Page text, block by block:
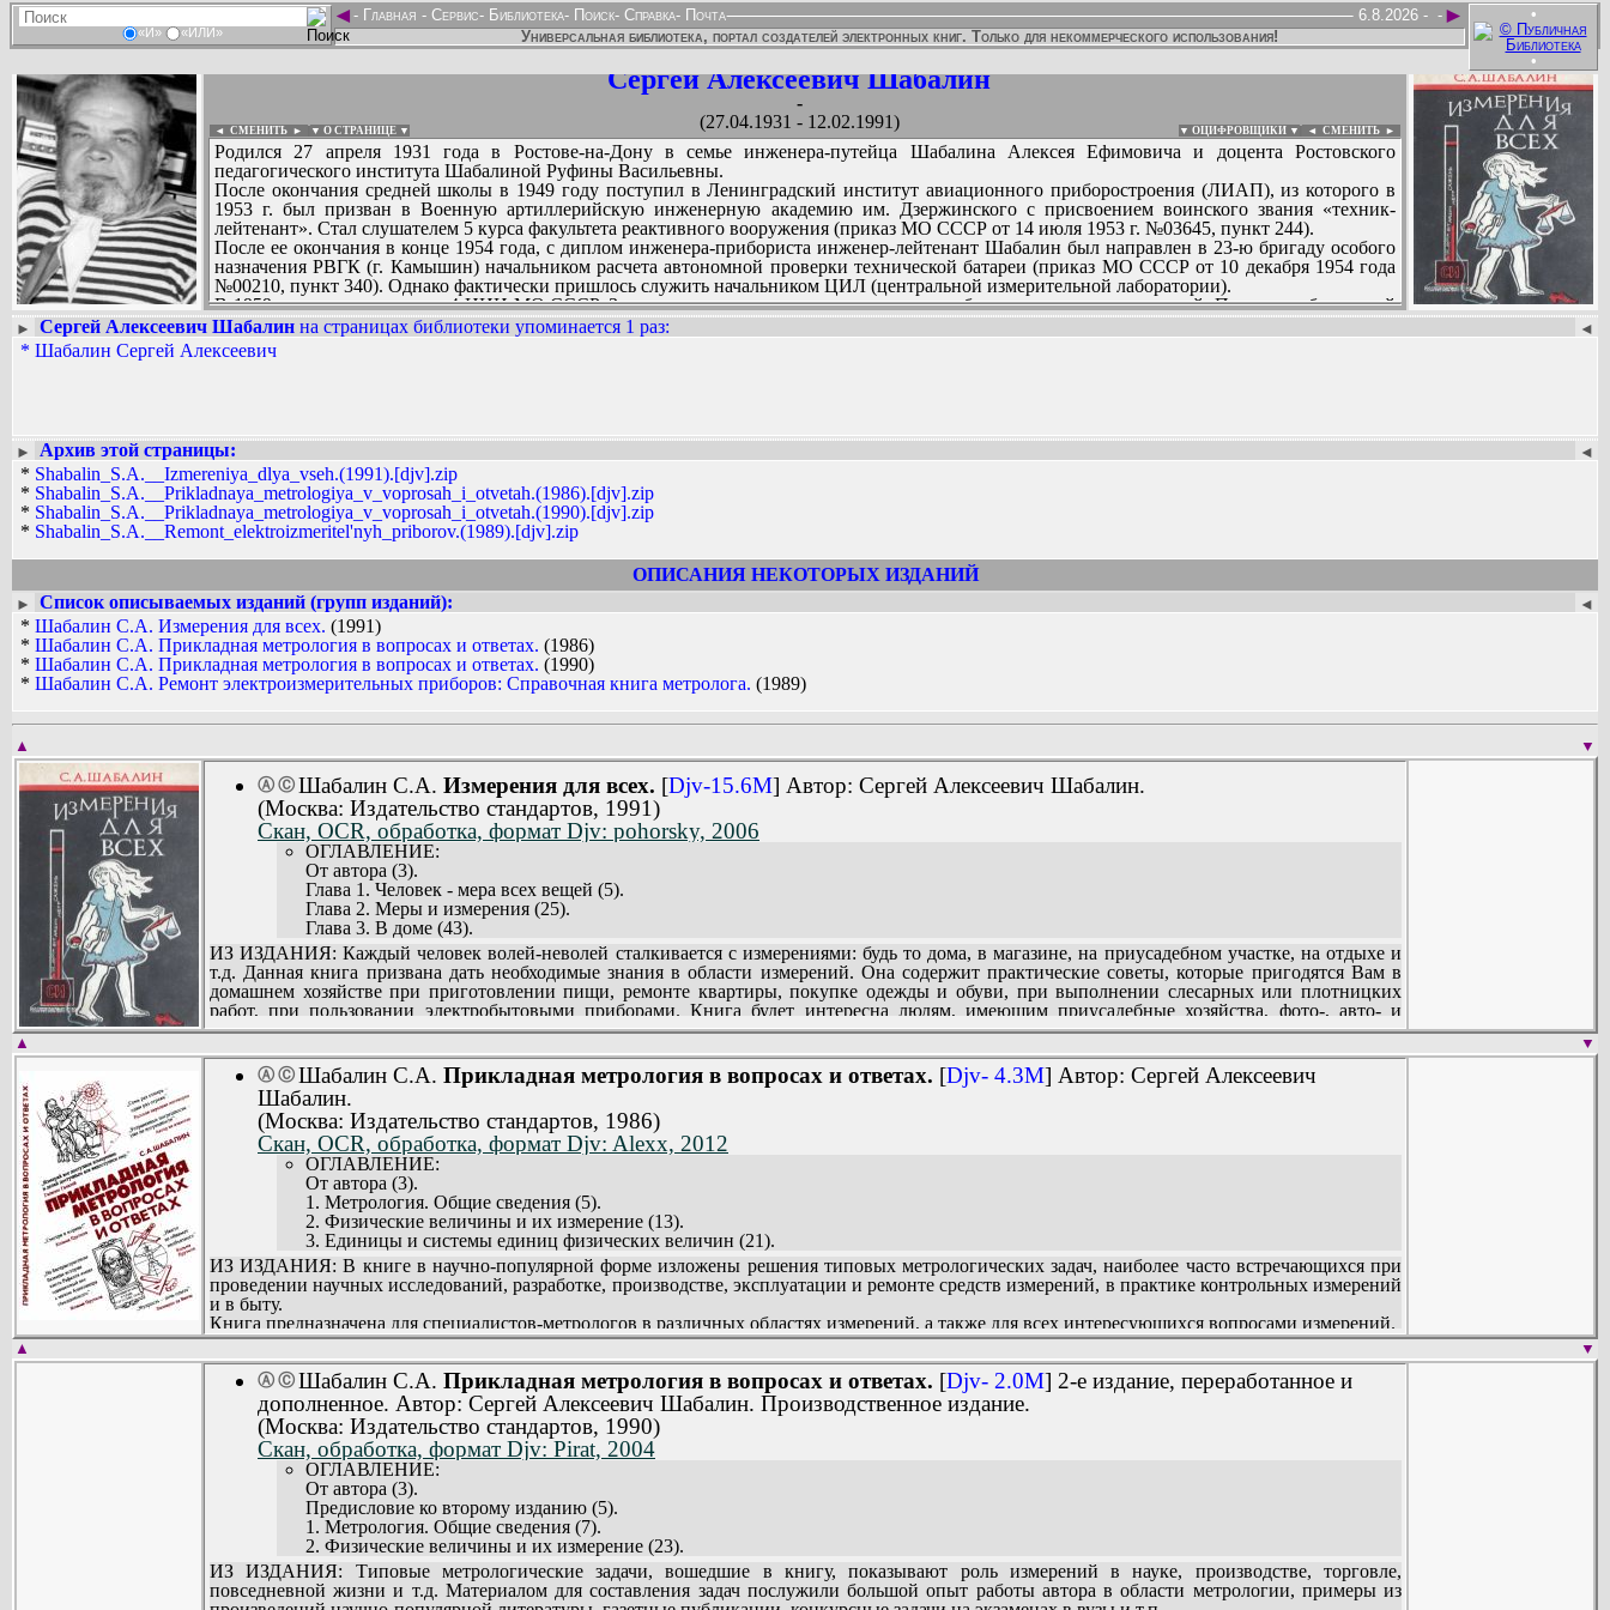
«И» «ИЛИ»
•
•
◄ ►
- Главная - Сервис- Библиотека- Поиск- Справка- Почта -
6.8.2026 -
Универсальная библиотека, портал создателей электронных книг. Только для некоммерческого использования!
Сергей Алексеевич Шабалин
-
(27.04.1931 - 12.02.1991)
◄ СМЕНИТЬ ► ▼ О СТРАНИЦЕ ▼ ▼ ОЦИФРОВЩИКИ ▼ ◄ СМЕНИТЬ ►
Родился 27 апреля 1931 года в Ростове-на-Дону в семье инженера-путейца Шабалина Алексея Ефимовича и доцента Ростовского
педагогического института Шабалиной Руфины Васильевны.
После окончания средней школы в 1949 году поступил в Ленинградский институт авиационного приборостроения (ЛИАП), из которого в
1953 г. был призван в Военную артиллерийскую инженерную академию им. Дзержинского с присвоением воинского звания «техник-
лейтенант». Стал слушателем 5 курса факультета реактивного вооружения (приказ МО СССР от 14 июля 1953 г. №03645, пункт 244).
После ее окончания в конце 1954 года, с диплом инженера-прибориста инженер-лейтенант Шабалин был направлен в 23-ю бригаду особого
назначения РВГК (г. Камышин) начальником расчета автономной проверки технической батареи (приказ МО СССР от 10 декабря 1954 года
№00210, пункт 340). Однако фактически пришлось служить начальником ЦИЛ (центральной измерительной лаборатории).
В 1959 году его перевели в 4 НИИ МО СССР. Здесь он активно включился в научную работу по системам измерений. Проявил себя с самой
лучшей стороны. Затем с повышением перешел в 32 ГНИИИ МО СССР (Мытищи), стал полковником, начальником отдела. Трудился здесь до
конца службы. Из армии уволился в 1983 году.
После военной службы Сергей Алексеевич работал в Госстандарте СССР (Управление приборостроения), в КБ АТО. Занимался литературной
периодических изданиях, как в местной прессе, так и в «Литературной газете» (на 16 странице), в «Неделе», «Правде», «Известиях».
В 1983 году с вопросом о пентаграмме обыграл знатоков в телеигре «Что? Где? Когда?».
Скончался 12 февраля 1991 года. Похоронен на Волковском кладбище в г. Мытищи.
Имеет правительственные награды, посмертно отмечен медалью М.Г. Григорьева, под командованием которого служил первые годы после
окончания академии...
:
Вадим Ершов...
...
► ◄
Сергей Алексеевич Шабалин на страницах библиотеки упоминается 1 раз:
* Шабалин Сергей Алексеевич
► ◄
Архив этой страницы:
* Shabalin_S.A.__Izmereniya_dlya_vseh.(1991).[djv].zip
* Shabalin_S.A.__Prikladnaya_metrologiya_v_voprosah_i_otvetah.(1986).[djv].zip
* Shabalin_S.A.__Prikladnaya_metrologiya_v_voprosah_i_otvetah.(1990).[djv].zip
* Shabalin_S.A.__Remont_elektroizmeritel'nyh_priborov.(1989).[djv].zip
ОПИСАНИЯ НЕКОТОРЫХ ИЗДАНИЙ
► ◄
Список описываемых изданий (групп изданий):
* Шабалин С.А. Измерения для всех. (1991)
* Шабалин С.А. Прикладная метрология в вопросах и ответах. (1986)
* Шабалин С.А. Прикладная метрология в вопросах и ответах. (1990)
* Шабалин С.А. Ремонт электроизмерительных приборов: Справочная книга метролога. (1989)
▼
▲
Ⓐ Ⓒ Шабалин С.А. Измерения для всех. [Djv-15.6M] Автор: Сергей Алексеевич Шабалин.
(Москва: Издательство стандартов, 1991)
Скан, OCR, обработка, формат Djv: pohorsky, 2006
ОГЛАВЛЕНИЕ:
От автора (3).
Глава 1. Человек - мера всех вещей (5).
Глава 2. Меры и измерения (25).
Глава 3. В доме (43).
Глава 4. В мастерской (89).
Глава 5. В электрохозяйстве (131).
Глава 6. На рынке (219).
Глава 7. Век, год, час, секунда (245).
Глава 10. В гараже (329).
Глава 11. Во саду ли, в огороде (391).
Глава 12. В зооуголке (437).
Глава 13. В фотолаборатории (459).
Глава 14. В турпоходе (481).
Глава 15. В спорте (503).
Глава 16. Эталоны красоты (521).
Об авторе (554).
Список литературы (555).
ИЗ ИЗДАНИЯ: Каждый человек волей-неволей сталкивается с измерениями: будь то дома, в магазине, на приусадебном участке, на отдыхе и
т.д. Данная книга призвана дать необходимые знания в области измерений. Она содержит практические советы, которые пригодятся Вам в
домашнем хозяйстве при приготовлении пищи, ремонте квартиры, покупке одежды и обуви, при выполнении слесарных или плотницких
работ, при пользовании электробытовыми приборами. Книга будет интересна людям, имеющим приусадебные хозяйства, фото-, авто- и
радиолюбителям. Советы, приведенные в книге, пригодятся Вам и в туристическом походе, и при занятиях спортом. Кроме того, Вы
познакомитесь с историей метрологии (науки об измерениях), с историческими курьезами, связанными с ней, и др.
Надеемся, что книга расширит Ваш кругозор и станет Вашей надежной помощницей.
Для широкого круга читателей.
▼
▲
Ⓐ Ⓒ Шабалин С.А. Прикладная метрология в вопросах и ответах. [Djv- 4.3M] Автор: Сергей Алексеевич
Шабалин.
(Москва: Издательство стандартов, 1986)
Скан, OCR, обработка, формат Djv: Alexx, 2012
ОГЛАВЛЕНИЕ:
От автора (3).
1. Метрология. Общие сведения (5).
2. Физические величины и их измерение (13).
3. Единицы и системы единиц физических величин (21).
4. Методы и погрешности измерения (31).
5. Основные понятия теории вероятностей и случайные погрешности (43).
6. Исключение систематических погрешностей (53).
7. Обработка результатов измерений, свободных от систематических погрешностей (63).
8. Средства измерений и их погрешности (77).
9. Принципы и методы обеспечения единства и точности измерений (95).
10. Решение метрологических задач в практике контрольных измерений и в быту (115).
11. Конкурсные задачи. Метрологические головоломки (171).
Список литературы (195).
ИЗ ИЗДАНИЯ: В книге в научно-популярной форме изложены решения типовых метрологических задач, наиболее часто встречающихся при
проведении научных исследований, разработке, производстве, эксплуатации и ремонте средств измерений, в практике контрольных измерений
и в быту.
Книга предназначена для специалистов-метрологов в различных областях измерений, а также для всех интересующихся вопросами измерений.
▼
▲
Ⓐ Ⓒ Шабалин С.А. Прикладная метрология в вопросах и ответах. [Djv- 2.0M] 2-е издание, переработанное и
дополненное. Автор: Сергей Алексеевич Шабалин. Производственное издание.
(Москва: Издательство стандартов, 1990)
Скан, обработка, формат Djv: Pirat, 2004
ОГЛАВЛЕНИЕ:
От автора (3).
Предисловие ко второму изданию (5).
1. Метрология. Общие сведения (7).
2. Физические величины и их измерение (23).
3. Единицы и системы единиц физических величин (31).
4. Методы и погрешности измерений (41).
5. Основные понятия теории вероятностей и случайные погрешности (53).
ИЗ ИЗДАНИЯ: Типовые метрологические задачи, вошедшие в книгу, показывают роль измерений в науке, производстве, торговле,
повседневной жизни и т.д. Материалом для составления задач послужили большой опыт работы автора в области метрологии, примеры из